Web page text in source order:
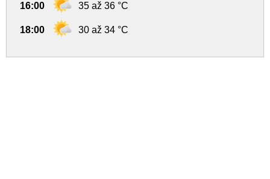
16:00 35 až 36 °C
18:00 30 až 34 °C